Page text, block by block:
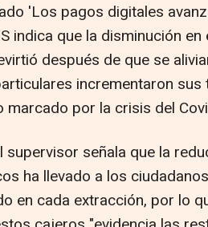
'Los pagos digitales
indica que la disminución
después de que se
incrementaron
marcado por la crisis del
supervisor señala que la
ha llevado a los
en cada extracción, por lo